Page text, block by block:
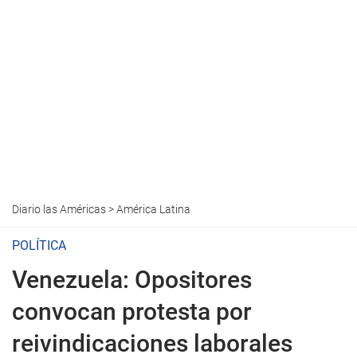
Diario las Américas>América Latina
POLÍTICA
Venezuela: Opositores
convocan protesta por
reivindicaciones laborales